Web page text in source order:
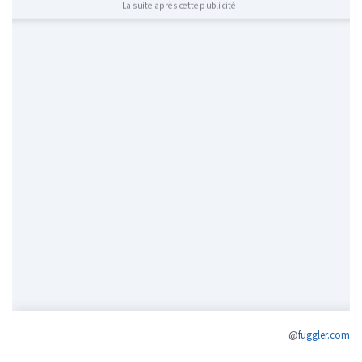
La suite après cette publicité
@fuggler.com